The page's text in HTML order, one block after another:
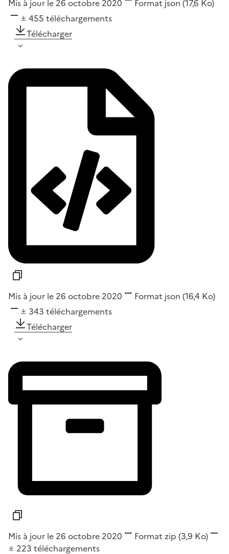
Mis à jour le 26 octobre 2020 Format json (17,6 Ko)
455 téléchargements
Télécharger
Mis à jour le 26 octobre 2020 Format json (16,4 Ko)
343 téléchargements
Télécharger
Mis à jour le 26 octobre 2020 Format zip (3,9 Ko)
223 téléchargements